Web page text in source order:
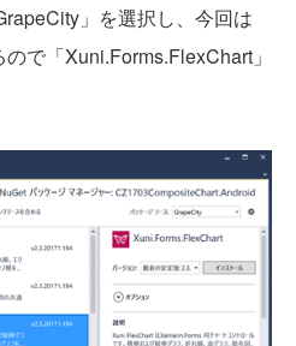
」を選択し、今回は
で「Xuni.Forms.FlexChart」